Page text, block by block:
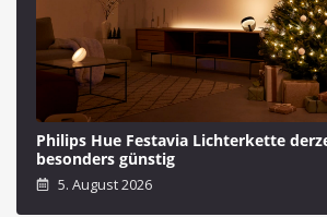
Philips Hue Festavia Lichterkette
besonders günstig
5. August 2026